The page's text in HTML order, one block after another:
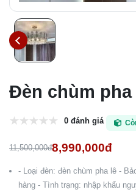
Đèn chùm pha
0 đánh giá
11,500,000đ8,990,000đ
- Loại đèn: đèn chùm pha lê -
hàng - Tình trạng: nhập khẩu